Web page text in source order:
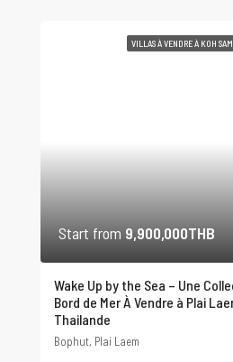
VILLAS À VENDRE À KOH
Start from 9,900,000THB
Wake Up by the Sea – Une
Bord de Mer À Vendre à Plai
Thailande
Bophut, Plai Laem